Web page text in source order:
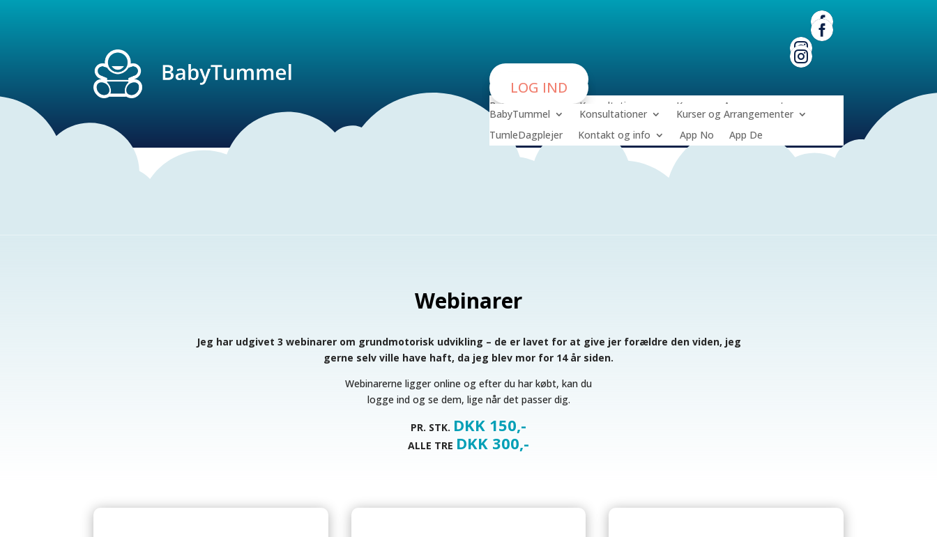


LOG IND
BabyTummel Konsultationer
Kurser og Arrangementer
TumleDagplejer
Kontakt og info App No App De


LOG IND
BabyTummel Konsultationer
Kurser og Arrangementer
Webinarer
Jeg har udgivet 3 webinarer om grundmotorisk udvikling – de er lavet for at give jer forældre den viden, jeg
gerne selv ville have haft, da jeg blev mor for 14 år siden.
Webinarerne ligger online og efter du har købt, kan du
logge ind og se dem, lige når det passer dig.
PR. STK. DKK 150,-
ALLE TRE DKK 300,-